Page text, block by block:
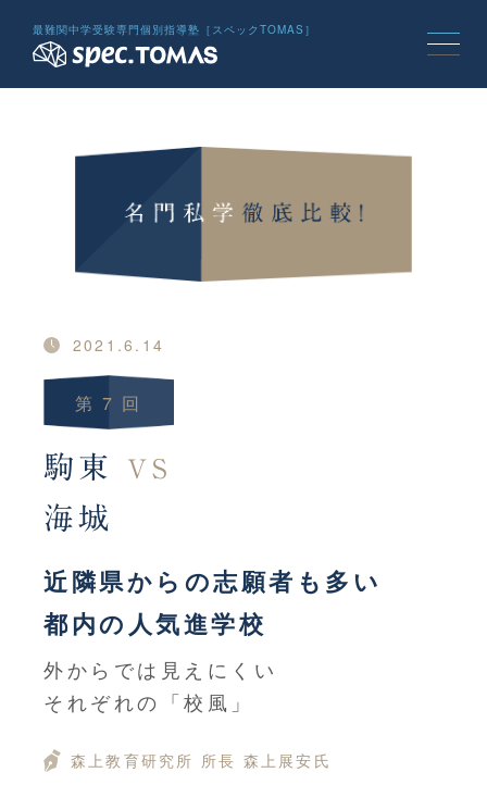
最難関中学受験専門個別指導塾［スペックTOMAS］
2021.6.14
第 7 回
駒東 VS
海城
近隣県からの志願者も多い
都内の人気進学校
外からでは見えにくい
それぞれの「校風」
森上教育研究所 所長 森上展安氏